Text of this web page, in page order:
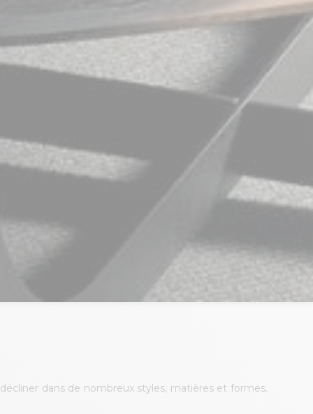
dans de nombreux styles, matières et formes.